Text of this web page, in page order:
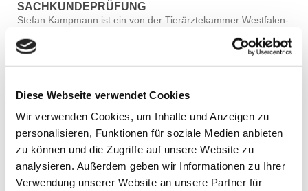
Diese Webseite verwendet Cookies
Wir verwenden Cookies, um Inhalte und Anzeigen zu
personalisieren, Funktionen für soziale Medien anbieten
zu können und die Zugriffe auf unsere Website zu
analysieren. Außerdem geben wir Informationen zu Ihrer
Verwendung unserer Website an unsere Partner für
SACHKUNDEPRÜFUNG
Stefan Kampmann ist ein von der Tierärztekammer Westfalen-
Sachkundeprüfung gemäß §11 Abs.3 des
Landeshundegesetzes LHundG NRW (40/20 Hunde).